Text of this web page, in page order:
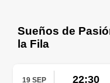
Sueños de
la Fila
19 SEP 22:30